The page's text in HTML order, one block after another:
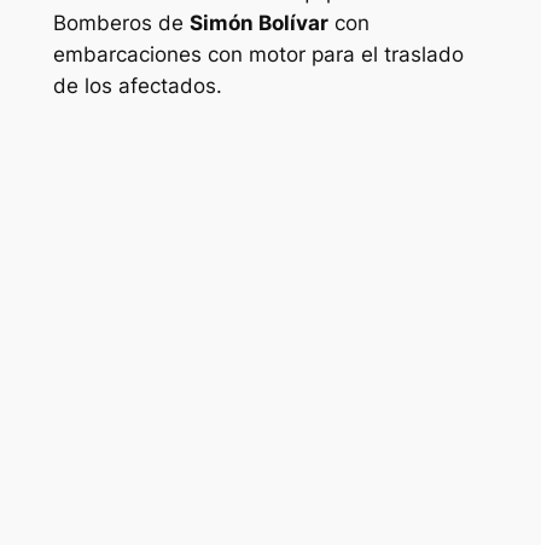
Bomberos de Simón Bolívarcon
embarcaciones con motor para el traslado
de los afectados.